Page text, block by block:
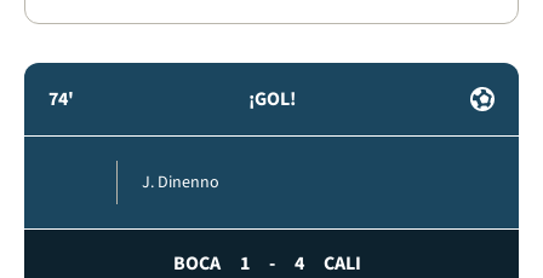
74' ¡GOL!
J. Dinenno
BOCA 1 - 4 CALI